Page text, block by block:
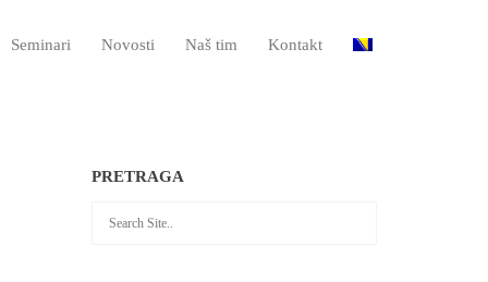
Seminari Novosti Naš tim Kontakt
PRETRAGA